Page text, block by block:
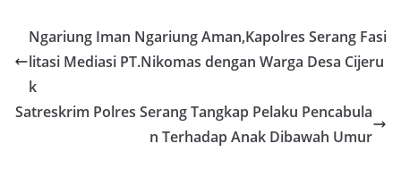
Ngariung Iman Ngariung Aman,Kapolres Serang Fasi
litasi Mediasi PT.Nikomas dengan Warga Desa Cijeru
k
Satreskrim Polres Serang Tangkap Pelaku Pencabula
n Terhadap Anak Dibawah Umur